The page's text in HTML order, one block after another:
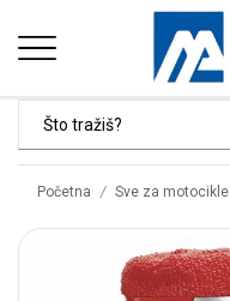
Početna / Sve za motocikle